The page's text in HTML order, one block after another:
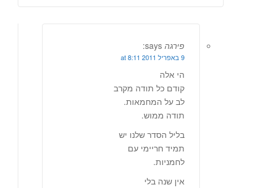
פירגה says:
9 באפריל 2011 at 8:11
הי אלה
קודם כל תודה מקרב
לב על המחמאות.
תודה ממוש.
בליל הסדר שלנו יש
תמיד חריימי עם
לחמניות.
אין שנה בלי